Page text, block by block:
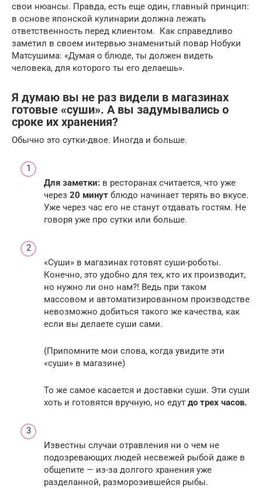
свои нюансы. Правда, есть еще один, главный принцип:
в основе японской кулинарии должна лежать
ответственность перед клиентом. Как справедливо
заметил в своем интервью знаменитый повар Нобуки
Матсушима: «Думая о блюде, ты должен видеть
человека, для которого ты его делаешь».
Я думаю вы не раз видели в магазинах
готовые «суши». А вы задумывались о
сроке их хранения?
Обычно это сутки-двое. Иногда и больше.
Для заметки: в ресторанах считается, что уже
через 20 минут блюдо начинает терять во вкусе.
Уже через час его не станут отдавать гостям. Не
говоря уже про сутки или больше.
«Cуши» в магазинах готовят суши-роботы.
Конечно, это удобно для тех, кто их производит,
но нужно ли оно нам?! Ведь при таком
массовом и автоматизированном производстве
невозможно добиться такого же качества, как
если вы делаете суши сами.
(Припомните мои слова, когда увидите эти
«суши» в магазине)
То же самое касается и доставки суши. Эти суши
хоть и готовятся вручную, но едут до трех часов.
Известны случаи отравления ни о чем не
подозревающих людей несвежей рыбой даже в
общепите — из-за долгого хранения уже
разделанной, разморозившейся рыбы.